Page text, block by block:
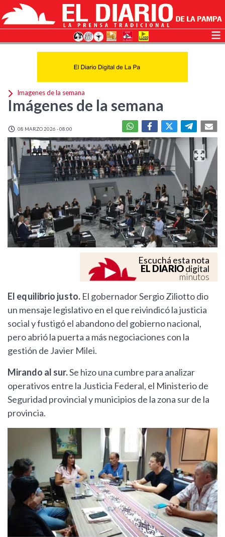
Imagenes de la semana
Imágenes de la semana
08 MARZO 2026 - 08:00
Escuchá esta nota
EL DIARIOdigital
minutos
El equilibrio justo. El gobernador Sergio Ziliotto dio
un mensaje legislativo en el que reivindicó la justicia
social y fustigó el abandono del gobierno nacional,
pero abrió la puerta a más negociaciones con la
gestión de Javier Milei.
Mirando al sur.Se hizo una cumbre para analizar
operativos entre la Justicia Federal, el Ministerio de
Seguridad provincial y municipios de la zona sur de la
provincia.